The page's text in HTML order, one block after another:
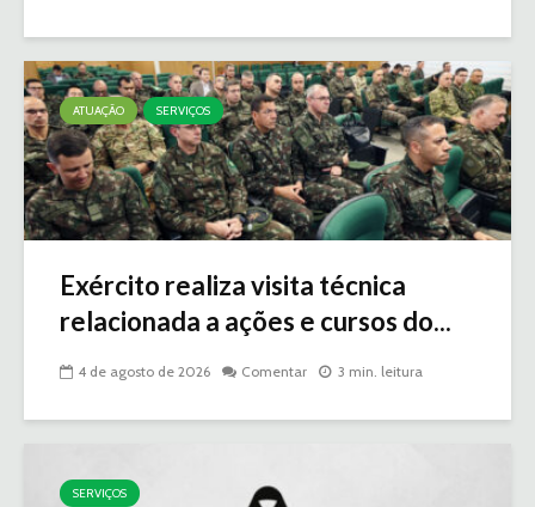
ATUAÇÃO SERVIÇOS
Exército realiza visita técnica
relacionada a ações e cursos do...
4 de agosto de 2026 Comentar 3 min. leitura
SERVIÇOS